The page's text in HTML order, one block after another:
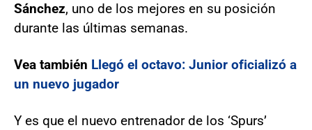
Sánchez, uno de los mejores en su posición
durante las últimas semanas.
Vea también Llegó el octavo: Junior oficializó a
un nuevo jugador
Y es que el nuevo entrenador de los ‘Spurs’